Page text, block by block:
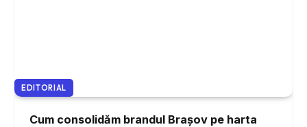
EDITORIAL
Cum consolidăm brandul Brașov pe harta